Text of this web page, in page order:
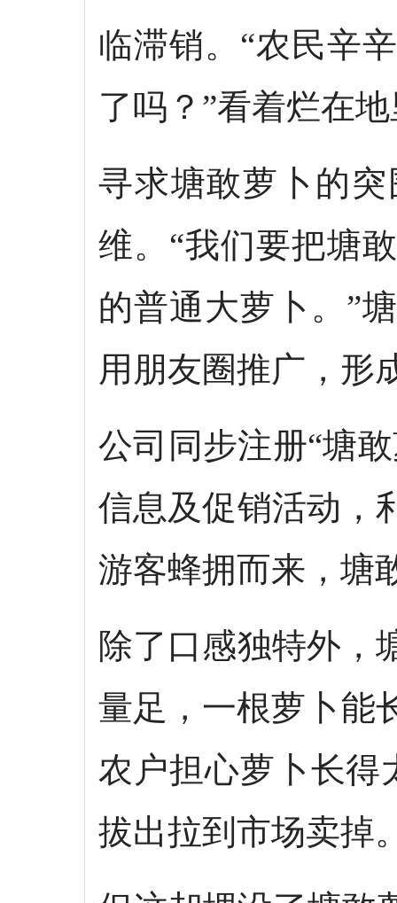
临滞销。“农民辛
了吗？”看着烂在
寻求塘敢萝卜的
维。“我们要把塘
的普通大萝卜。”
用朋友圈推广，形
公司同步注册“塘
信息及促销活动，
游客蜂拥而来，塘
除了口感独特外
量足，一根萝卜能
农户担心萝卜长得
拔出拉到市场卖掉